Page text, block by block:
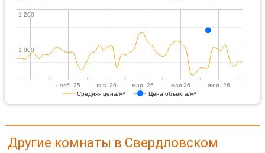
Средняя цена/м² Цена объекта/м²
нояб. 25 янв. 26 мар. 26 мая 26 июл. 26
1 000
1 000
1 200
1 200
Другие комнаты в Свердловском